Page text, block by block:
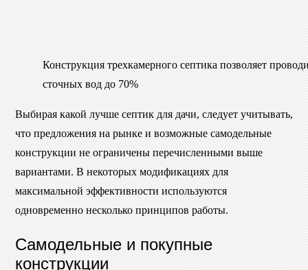
Конструкция трехкамерного септика позволяет
сточных вод до 70%
Выбирая какой лучше септик для дачи, следует учитывать,
что предложения на рынке и возможные самодельные
конструкции не ограничены перечисленными выше
вариантами. В некоторых модификациях для
максимальной эффективности используются
одновременно несколько принципов работы.
Самодельные и покупные
конструкции